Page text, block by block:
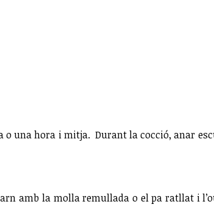
una hora i mitja. Durant la cocció, anar
amb la molla remullada o el pa ratllat i